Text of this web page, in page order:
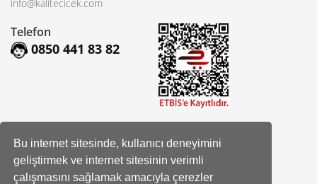
Bu internet sitesinde, kullanıcı deneyimini
geliştirmek ve internet sitesinin verimli
çalışmasını sağlamak amacıyla çerezler
info@kalitecicek.com
Telefon
0850 441 83 82
Sosyal Hesaplarımız
Facebook